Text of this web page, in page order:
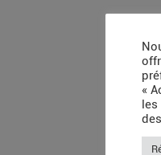
«
les